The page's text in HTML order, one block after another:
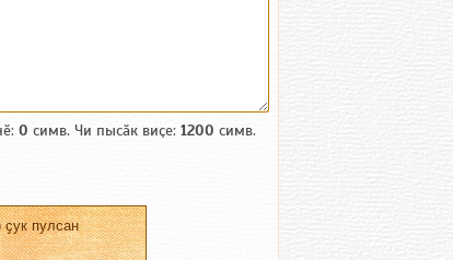
0 симв. Чи пысӑк виҫе: 1200 симв.
пулсан